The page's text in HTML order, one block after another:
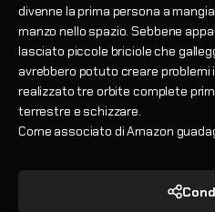
divenne la prima persona a
manzo nello spazio. Sebbene
lasciato piccole briciole che
avrebbero potuto creare problemi
realizzato tre orbite complete
terrestre e schizzare.
Come associato di Amazon